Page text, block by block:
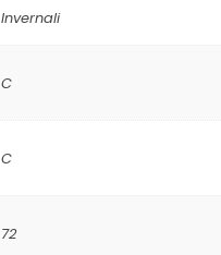
Invernali
C
C
72